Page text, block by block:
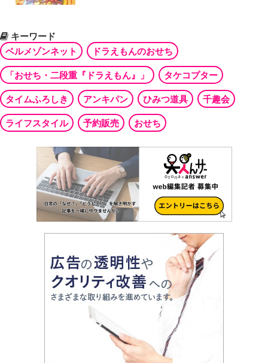
キーワード
ベルメゾンネット
ドラえもんのおせち
「おせち・二段重『ドラえもん』」 タケコプター
タイムふろしき アンキパン ひみつ道具 千趣会
ライフスタイル 予約販売 おせち